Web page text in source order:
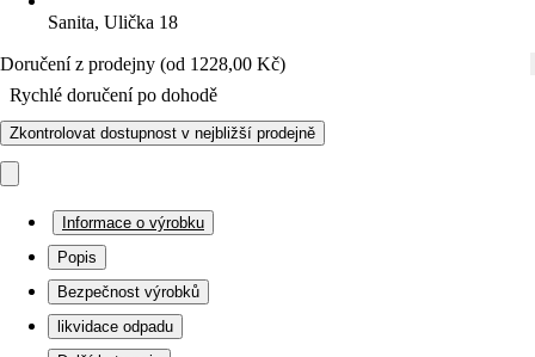
Sanita, Ulička 18
Doručení z prodejny (od 1228,00 Kč)
Rychlé doručení po dohodě
Zkontrolovat dostupnost v nejbližší prodejně
Informace o výrobku
Popis
Bezpečnost výrobků
likvidace odpadu